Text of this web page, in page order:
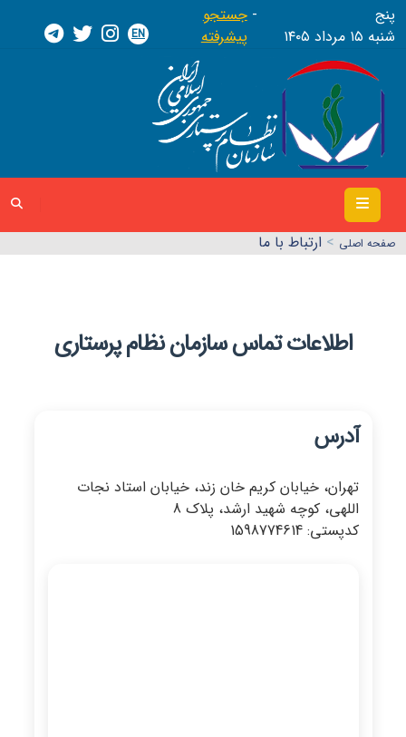
پنج
شنبه ١٥ مرداد ١٤٠٥
جستجو
پیشرفته
EN
صفحه اصلي > ارتباط با ما
اطلاعات تماس سازمان نظام پرستاری
آدرس
تهران، خیابان کریم خان زند، خیابان استاد نجات
اللهی، کوچه شهید ارشد، پلاک 8
کدپستی: 1598774614